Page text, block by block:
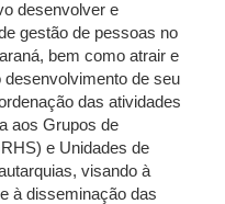
desenvolver e
gestão de pessoas no
bem como atrair e
de seu
das atividades
aos Grupos de
e Unidades de
visando à
à disseminação das